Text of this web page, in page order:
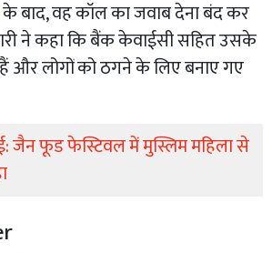
के बाद, वह कॉल का जवाब देना बंद कर
ने कहा कि बैंक केवाईसी सहित उसके
और लोगों को ठगने के लिए बनाए गए
जैन फूड फेस्टिवल में मुस्लिम महिला से